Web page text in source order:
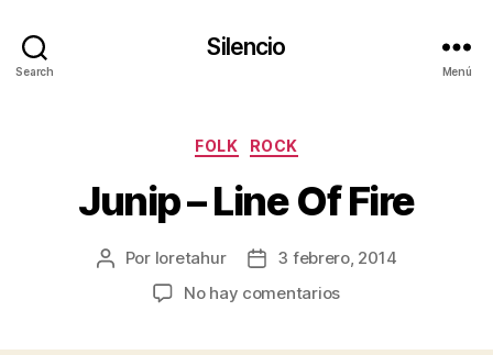
Search
Silencio
Menú
Categorías
FOLK ROCK
Junip – Line Of Fire
Autor
Por loretahur
Fecha3 febrero, 2014
No hay comentariosen